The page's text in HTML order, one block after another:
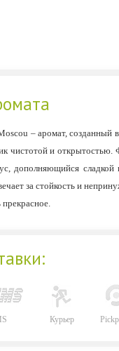
– аромат, созданный
чистотой и
дополняющийся сладкой
за стойкость и
прекрасное.
Курьер